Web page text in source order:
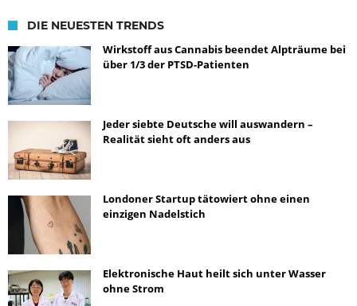
DIE NEUESTEN TRENDS
Wirkstoff aus Cannabis beendet Alpträume bei
über 1/3 der PTSD-Patienten
Jeder siebte Deutsche will auswandern –
Realität sieht oft anders aus
Londoner Startup tätowiert ohne einen
einzigen Nadelstich
Elektronische Haut heilt sich unter Wasser
ohne Strom